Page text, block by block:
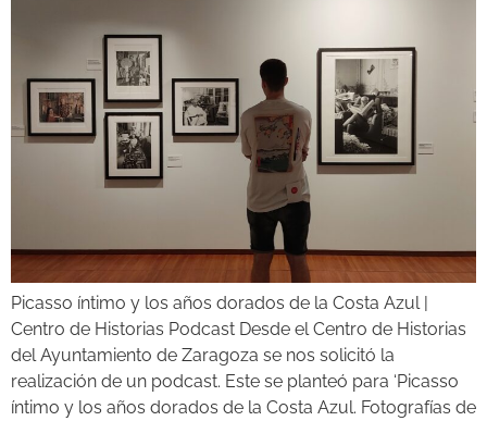
Picasso íntimo y los años dorados de la Costa Azul |
Centro de Historias Podcast Desde el Centro de Historias
del Ayuntamiento de Zaragoza se nos solicitó la
realización de un podcast. Este se planteó para ‘Picasso
íntimo y los años dorados de la Costa Azul. Fotografías de